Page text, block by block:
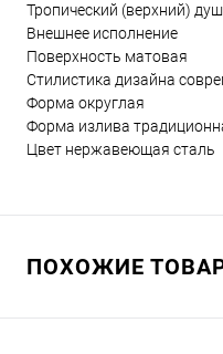
Тропический (верхний)
Внешнее исполнение
Поверхность матовая
Стилистика дизайна
Форма округлая
Форма излива
Цвет нержавеющая сталь
ПОХОЖИЕ